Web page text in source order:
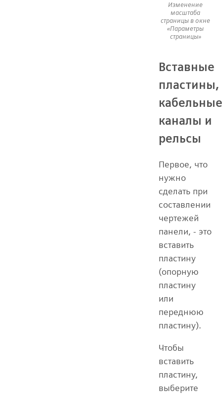
Изменение
масштаба
страницы в окне
«Параметры
страницы»
Вставные
пластины,
кабельные
каналы и
рельсы
Первое, что
нужно
сделать при
составлении
чертежей
панели, - это
вставить
пластину
(опорную
пластину
или
переднюю
пластину).
Чтобы
вставить
пластину,
выберите